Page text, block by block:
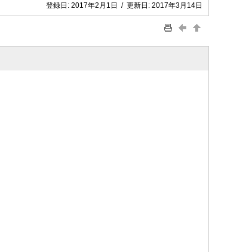
登録日: 2017年2月1日 / 更新日: 2017年3月14日